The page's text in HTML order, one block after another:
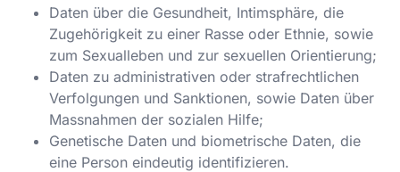
Daten über die Gesundheit, Intimsphäre, die
Zugehörigkeit zu einer Rasse oder Ethnie, sowie
zum Sexualleben und zur sexuellen Orientierung;
Daten zu administrativen oder strafrechtlichen
Verfolgungen und Sanktionen, sowie Daten über
Massnahmen der sozialen Hilfe;
Genetische Daten und biometrische Daten, die
eine Person eindeutig identifizieren.